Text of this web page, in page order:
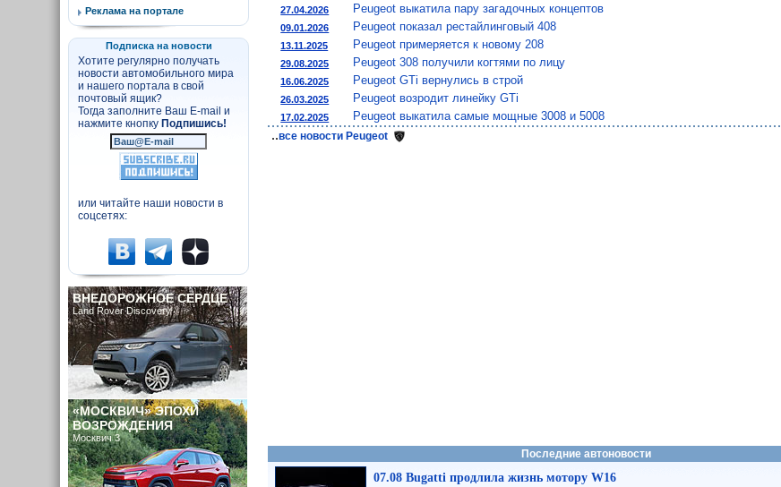
27.04.2026 Peugeot выкатила пару загадочных концептов
09.01.2026 Peugeot показал рестайлинговый 408
13.11.2025 Peugeot примеряется к новому 208
29.08.2025 Peugeot 308 получили когтями по лицу
16.06.2025 Peugeot GTi вернулись в строй
26.03.2025 Peugeot возродит линейку GTi
17.02.2025 Peugeot выкатила самые мощные 3008 и 5008
..все новости Peugeot
Последние автоновости
07.08 Bugatti продлила жизнь мотору W16
Реклама на портале
Подписка на новости
Хотите регулярно получать
новости автомобильного мира
и нашего портала в свой
почтовый ящик?
Тогда заполните Ваш E-mail и
нажмите кнопку Подпишись!
или читайте наши новости в
соцсетях:
ВНЕДОРОЖНОЕ СЕРДЦЕ
Land Rover Discovery
«МОСКВИЧ» ЭПОХИ
ВОЗРОЖДЕНИЯ
Москвич 3